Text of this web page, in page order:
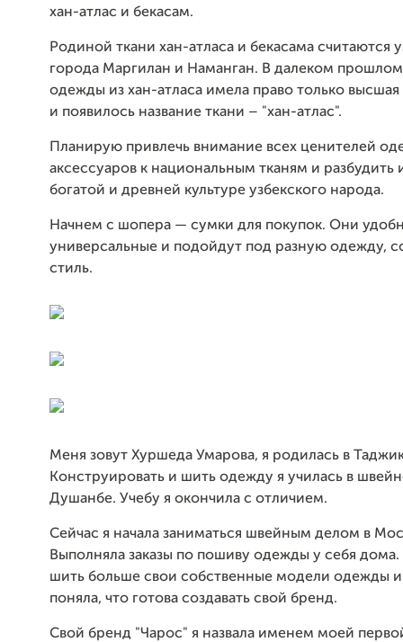
хан-атлас и бекасам.
Родиной ткани хан-атласа и бекасама считаются
города Маргилан и Наманган. В далеком
одежды из хан-атласа имела право только высшая
и появилось название ткани – "хан-атлас".
Планирую привлечь внимание всех ценителей
аксессуаров к национальным тканям и разбудить
богатой и древней культуре узбекского народа.
Начнем с шопера — сумки для покупок. Они
универсальные и подойдут под разную одежду,
стиль.
Меня зовут Хуршеда Умарова, я родилась в
Конструировать и шить одежду я училась в
Душанбе. Учебу я окончила с отличием.
Сейчас я начала заниматься швейным делом в
Выполняла заказы по пошиву одежды у себя дома.
шить больше свои собственные модели одежды и
поняла, что готова создавать свой бренд.
Свой бренд "Чарос" я назвала именем моей